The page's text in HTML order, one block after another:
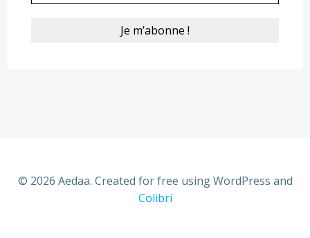
© 2026 Aedaa. Created for free using WordPress and
Colibri